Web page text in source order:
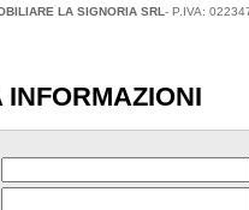
LA SIGNORIA SRL - P.IVA:
INFORMAZIONI